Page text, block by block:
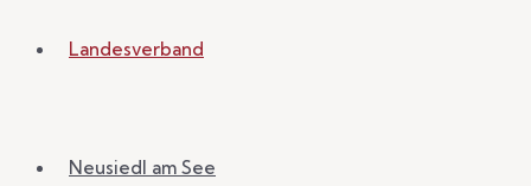
Landesverband
Neusiedl am See